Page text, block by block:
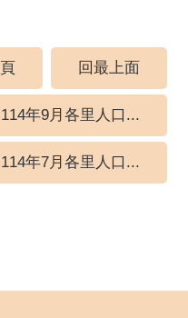
回最上面
114年9月各里人口...
114年7月各里人口...